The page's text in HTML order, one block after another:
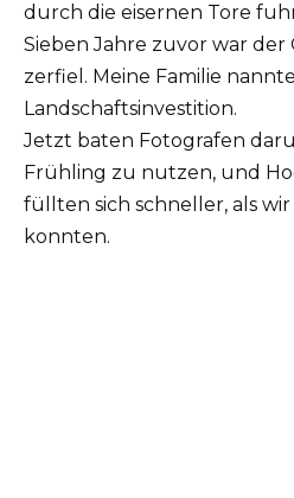
durch die eisernen Tore
Sieben Jahre zuvor war
zerfiel. Meine Familie
Landschaftsinvestition.
Jetzt baten Fotografen
Frühling zu nutzen, und
füllten sich schneller, als
konnten.